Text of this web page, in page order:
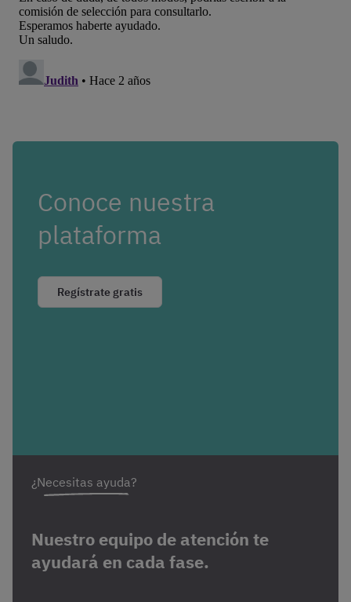
Conoce nuestra
plataforma
Regístrate gratis
¿Necesitas ayuda?
Nuestro equipo de atención te
ayudará en cada fase.